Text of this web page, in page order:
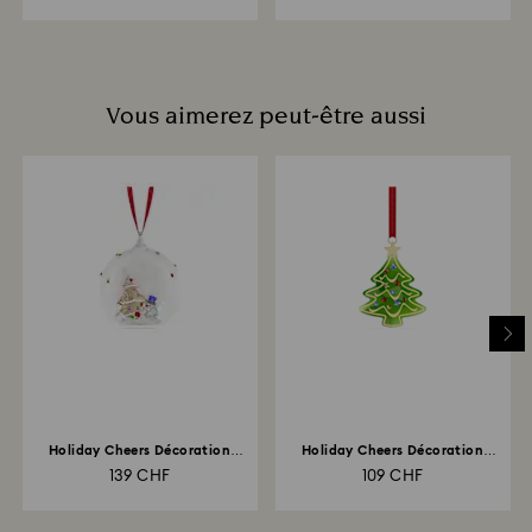
Vous aimerez peut-être aussi
Holiday Cheers Décoration
139 CHF
Holiday Cheers Décoration
109 CHF